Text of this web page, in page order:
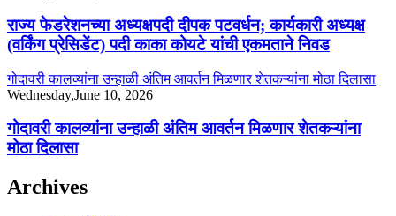
राज्य फेडरेशनच्या अध्यक्षपदी दीपक पटवर्धन; कार्यकारी अध्यक्ष
(वर्किंग प्रेसिडेंट) पदी काका कोयटे यांची एकमताने निवड
गोदावरी कालव्यांना उन्हाळी अंतिम आवर्तन मिळणार शेतकऱ्यांना मोठा दिलासा
Wednesday,June 10, 2026
गोदावरी कालव्यांना उन्हाळी अंतिम आवर्तन मिळणार शेतकऱ्यांना
मोठा दिलासा
Archives